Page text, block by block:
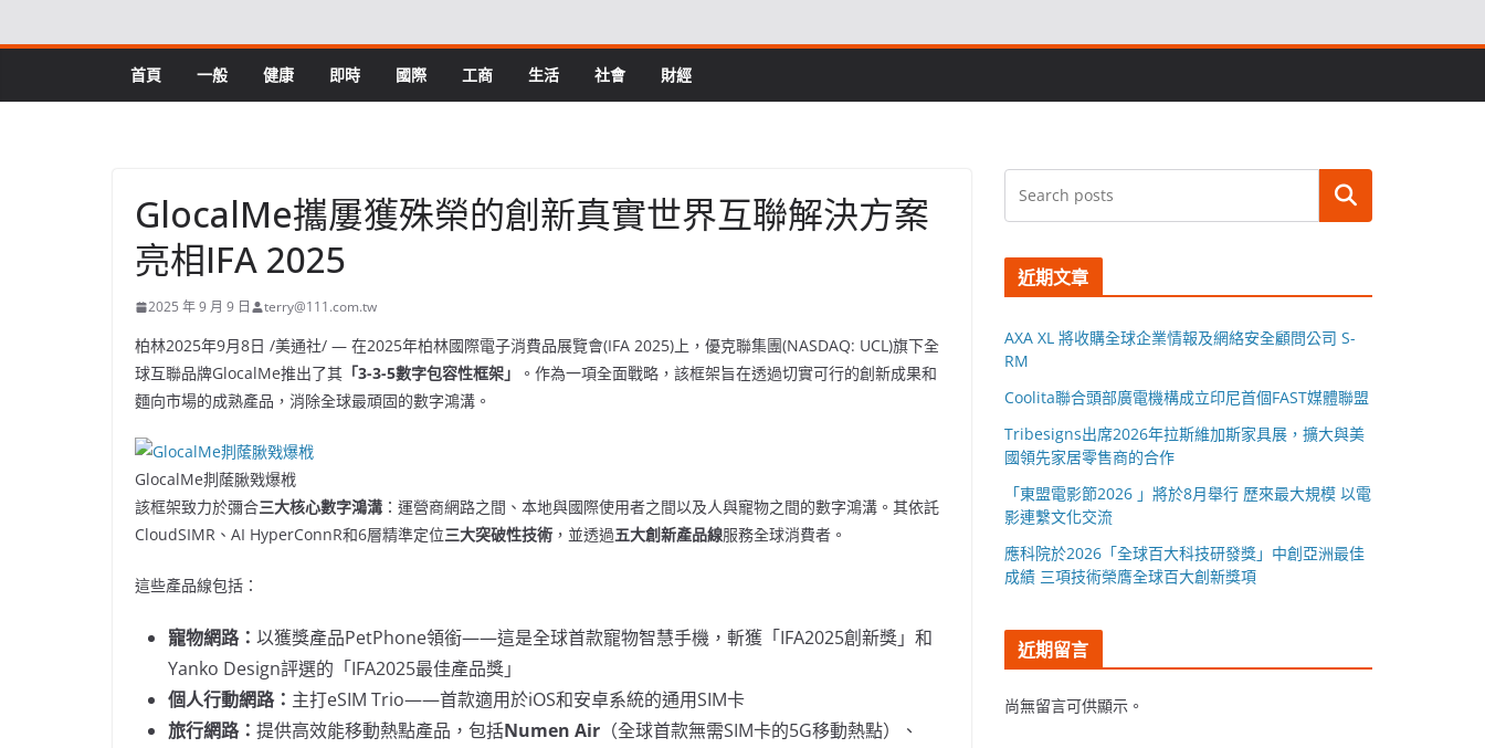
to
首頁 一般 健康 即時 國際 工商 生活 社會 財經
GlocalMe攜屢獲殊榮的創新真實世界互聯解決方案
亮相IFA 2025
2025 年 9 月 9 日 terry@111.com.tw
柏林2025年9月8日 /美通社/ — 在2025年柏林國際電子消費品展覽會(IFA 2025)上，優克聯集團(NASDAQ: UCL)旗下全
球互聯品牌GlocalMe推出了其 「3-3-5數字包容性框架」
。作為一項全面戰略，該框架旨在透過切實可行的創新成果和
麵向市場的成熟產品，消除全球最頑固的數字鴻溝。
GlocalMe剕䕃䐐戣爆栰
該框架致力於彌合三大核心數字鴻溝 ：運營商網路之間、本地與國際使用者之間以及人與寵物之間的數字鴻溝。其依託
CloudSIMR、AI HyperConnR和6層精準定位三大突破性技術 ，並透過五大創新產品線服務全球消費者。
這些產品線包括：
寵物網路： 以獲獎產品PetPhone領銜——這是全球首款寵物智慧手機，斬獲「IFA2025創新獎」和
Yanko Design評選的「IFA2025最佳產品獎」
個人行動網路： 主打eSIM Trio——首款適用於iOS和安卓系統的通用SIM卡
旅行網路： 提供高效能移動熱點產品，包括Numen Air （全球首款無需SIM卡的5G移動熱點）、
搜尋
近期文章
AXA XL 將收購全球企業情報及網絡安全顧問公司 S-
RM
Coolita聯合頭部廣電機構成立印尼首個FAST媒體聯盟
Tribesigns出席2026年拉斯維加斯家具展，擴大與美
國領先家居零售商的合作
「東盟電影節2026 」將於8月舉行 歷來最大規模 以電
影連繫文化交流
應科院於2026「全球百大科技研發獎」中創亞洲最佳
成績 三項技術榮膺全球百大創新獎項
近期留言
尚無留言可供顯示。